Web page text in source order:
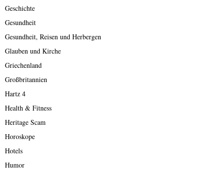
Geschichte
Gesundheit
Gesundheit, Reisen und Herbergen
Glauben und Kirche
Griechenland
Großbritannien
Hartz 4
Health & Fitness
Heritage Scam
Horoskope
Hotels
Humor